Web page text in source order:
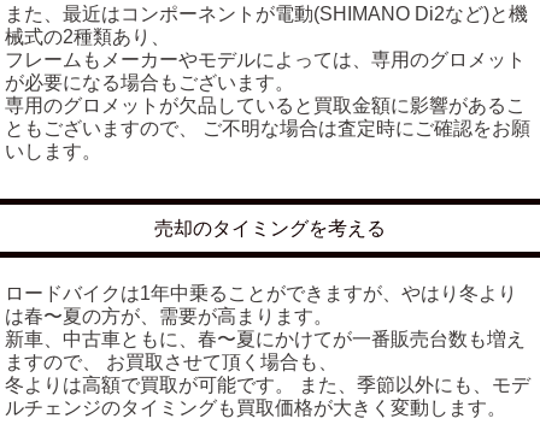
また、最近はコンポーネントが電動(SHIMANO Di2など)と機
械式の2種類あり、
フレームもメーカーやモデルによっては、専用のグロメット
が必要になる場合もございます。
専用のグロメットが欠品していると買取金額に影響があるこ
ともございますので、 ご不明な場合は査定時にご確認をお願
いします。
売却のタイミングを考える
ロードバイクは1年中乗ることができますが、やはり冬より
は春〜夏の方が、需要が高まります。
新車、中古車ともに、春〜夏にかけてが一番販売台数も増え
ますので、 お買取させて頂く場合も、
冬よりは高額で買取が可能です。 また、季節以外にも、モデ
ルチェンジのタイミングも買取価格が大きく変動します。